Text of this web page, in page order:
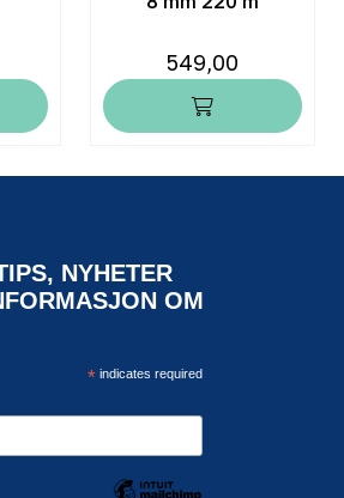
549,00
NYHETER
OM
*indicates required